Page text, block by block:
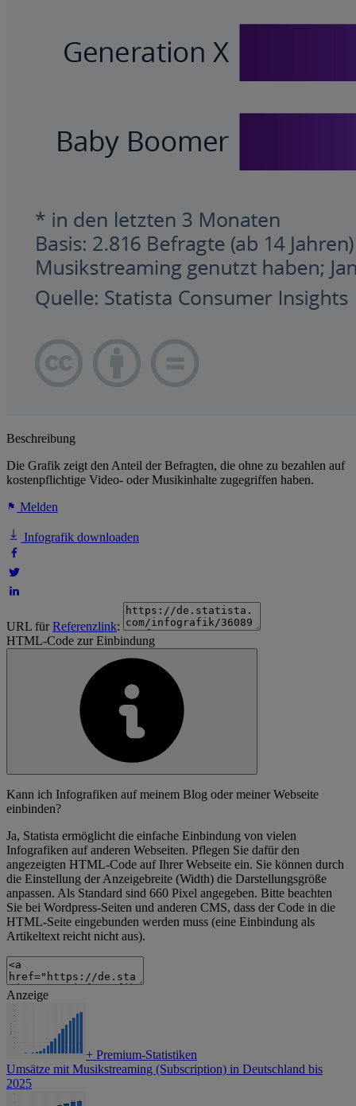
Beschreibung
Die Grafik zeigt den Anteil der Befragten, die ohne zu bezahlen auf
kostenpflichtige Video- oder Musikinhalte zugegriffen haben.
Melden
Infografik downloaden
URL fürReferenzlink:
HTML-Code zur Einbindung
Kann ich Infografiken auf meinem Blog oder meiner Webseite
einbinden?
Ja, Statista ermöglicht die einfache Einbindung von vielen
Infografiken auf anderen Webseiten. Pflegen Sie dafür den
angezeigten HTML-Code auf Ihrer Webseite ein. Sie können durch
die Einstellung der Anzeigebreite (Width) die Darstellungsgröße
anpassen. Als Standard sind 660 Pixel angegeben. Bitte beachten
Sie bei Wordpress-Seiten und anderen CMS, dass der Code in die
HTML-Seite eingebunden werden muss (eine Einbindung als
Artikeltext reicht nicht aus).
Anzeige
+ Premium-Statistiken
Umsätze mit Musikstreaming (Subscription) in Deutschland bis
2025